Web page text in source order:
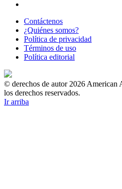
Contáctenos
¿Quiénes somos?
Política de privacidad
Términos de uso
Política editorial
© derechos de autor 2026 American
los derechos reservados.
Ir arriba